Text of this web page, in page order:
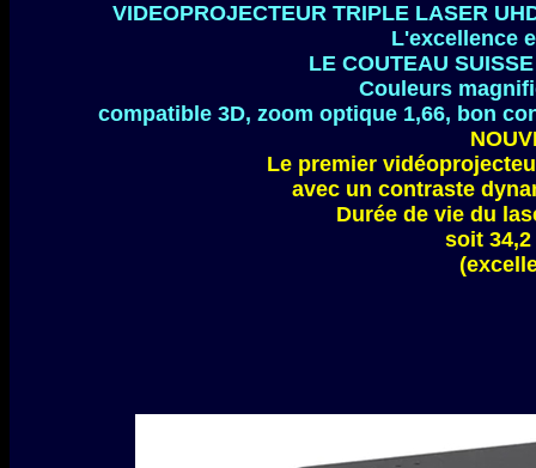
VIDEOPROJECTEUR TRIPLE LASER
L'excellence
LE COUTEAU
Couleurs
compatible 3D, zoom optique 1,66, bon
Le premier
avec un contraste
Durée de vie du
soit